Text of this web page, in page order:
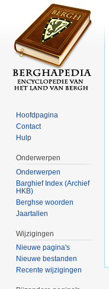
Hoofdpagina
Contact
Hulp
Onderwerpen
Onderwerpen
Barghief Index (Archief
HKB)
Berghse woorden
Jaartallen
Wijzigingen
Nieuwe pagina's
Nieuwe bestanden
Recente wijzigingen